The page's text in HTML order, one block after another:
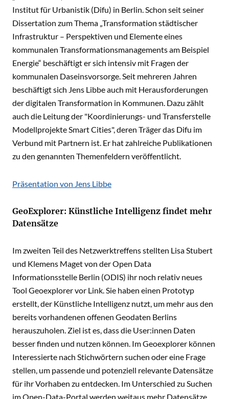
Institut für Urbanistik (Difu) in Berlin. Schon seit seiner
Dissertation zum Thema „Transformation städtischer
Infrastruktur – Perspektiven und Elemente eines
kommunalen Transformationsmanagements am Beispiel
Energie“ beschäftigt er sich intensiv mit Fragen der
kommunalen Daseinsvorsorge. Seit mehreren Jahren
beschäftigt sich Jens Libbe auch mit Herausforderungen
der digitalen Transformation in Kommunen. Dazu zählt
auch die Leitung der "Koordinierungs- und Transferstelle
Modellprojekte Smart Cities", deren Träger das Difu im
Verbund mit Partnern ist. Er hat zahlreiche Publikationen
zu den genannten Themenfeldern veröffentlicht.
Präsentation von Jens Libbe
GeoExplorer: Künstliche Intelligenz findet mehr
Datensätze
Im zweiten Teil des Netzwerktreffens stellten Lisa Stubert
und Klemens Maget von der Open Data
Informationsstelle Berlin (ODIS) ihr noch relativ neues
Tool Geoexplorer vor Link. Sie haben einen Prototyp
erstellt, der Künstliche Intelligenz nutzt, um mehr aus den
bereits vorhandenen offenen Geodaten Berlins
herauszuholen. Ziel ist es, dass die User:innen Daten
besser finden und nutzen können. Im Geoexplorer können
Interessierte nach Stichwörtern suchen oder eine Frage
stellen, um passende und potenziell relevante Datensätze
für ihr Vorhaben zu entdecken. Im Unterschied zu Suchen
im Open-Data-Portal werden weitaus mehr Datensätze